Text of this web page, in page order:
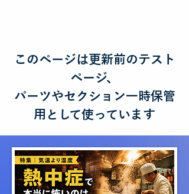
このページは更新前のテスト
ページ、
パーツやセクション一時保管
用として使っています